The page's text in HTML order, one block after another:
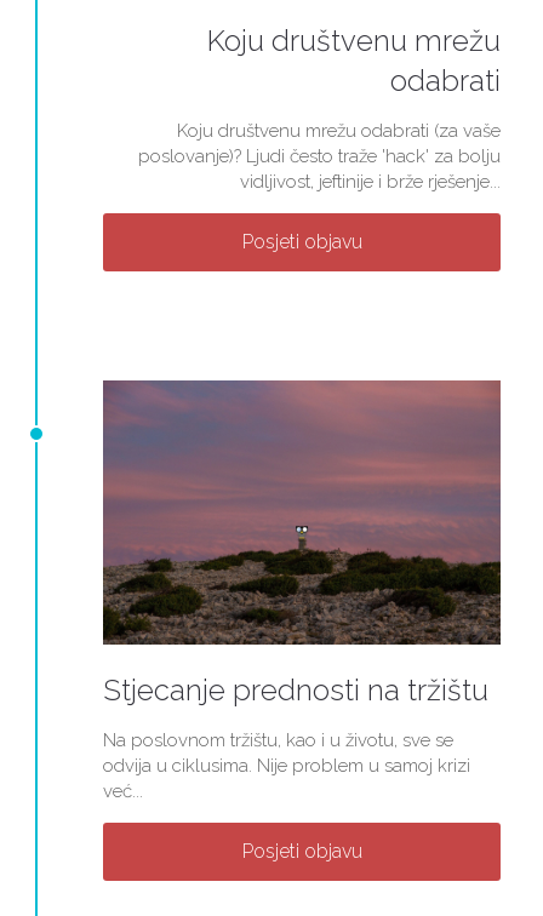
Koju društvenu mrežu
odabrati
Koju društvenu mrežu odabrati (za vaše
poslovanje)? Ljudi često traže 'hack' za bolju
vidljivost, jeftinije i brže rješenje...
Posjeti objavu
Stjecanje prednosti na tržištu
Na poslovnom tržištu, kao i u životu, sve se
odvija u ciklusima. Nije problem u samoj krizi
već...
Posjeti objavu